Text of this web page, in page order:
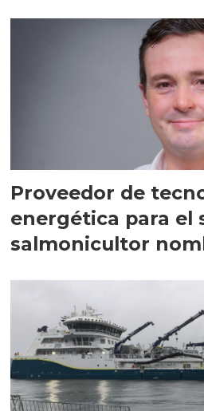
Proveedor de
energética para el
salmonicultor